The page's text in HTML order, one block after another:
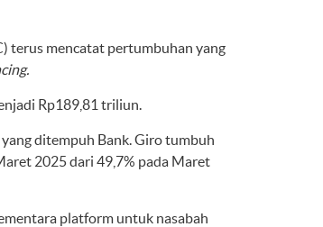
terus mencatat pertumbuhan yang
Rp189,81 triliun.
ditempuh Bank. Giro tumbuh
2025 dari 49,7% pada Maret
platform untuk nasabah